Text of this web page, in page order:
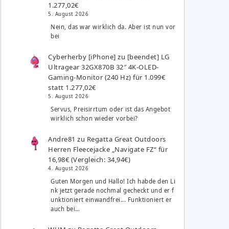
1.277,02€
5. August 2026
Nein, das war wirklich da. Aber ist nun vor
bei
Cyberherby [iPhone] zu [beendet] LG
Ultragear 32GX870B 32″ 4K-OLED-
Gaming-Monitor (240 Hz) für 1.099€
statt 1.277,02€
5. August 2026
Servus, Preisirrtum oder ist das Angebot
wirklich schon wieder vorbei?
Andre81 zu Regatta Great Outdoors
Herren Fleecejacke „Navigate FZ“ für
16,98€ (Vergleich: 34,94€)
4. August 2026
Guten Morgen und Hallo! Ich habde den Li
nk jetzt gerade nochmal gecheckt und er f
unktioniert einwandfrei... Funktioniert er
auch bei…